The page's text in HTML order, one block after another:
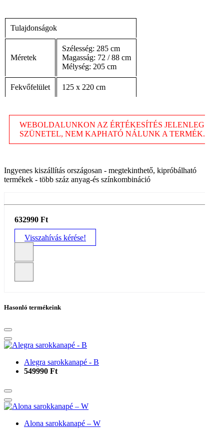
Tulajdonságok
Méretek
Szélesség: 285 cm
Magasság: 72 / 88 cm
Mélység: 205 cm
Fekvőfelület 125 x 220 cm
WEBOLDALUNKON AZ ÉRTÉKESÍTÉS JELENLEG
SZÜNETEL, NEM KAPHATÓ NÁLUNK A TERMÉK.
Ingyenes kiszállítás országosan - megtekinthető, kipróbálható
termékek - több száz anyag-és színkombináció
632990 Ft
Visszahívás kérése!
Hasonló termékeink
Alegra sarokkanapé - B
549990 Ft
Alona sarokkanapé – W